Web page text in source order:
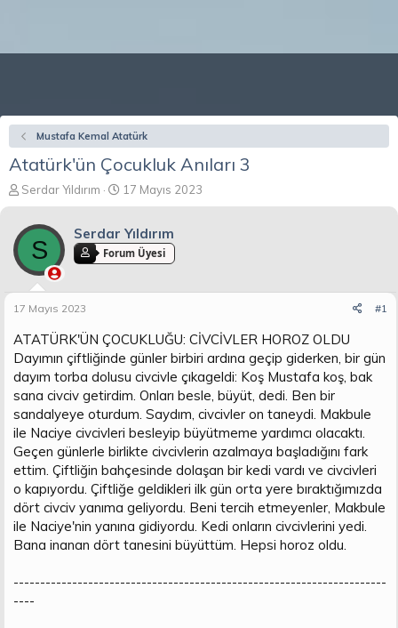
Mustafa Kemal Atatürk
Atatürk'ün Çocukluk Anıları 3
K
o
b
y
a
ş
l
a
t
a
n
Serdar Yıldırım
B
a
a
n
t
a
r
i
h
i
17 Mayıs 2023
S
Serdar Yıldırım
Forum Üyesi
17 Mayıs 2023 #1
ATATÜRK'ÜN ÇOCUKLUĞU: CİVCİVLER HOROZ OLDU
Dayımın çiftliğinde günler birbiri ardına geçip giderken, bir gün
dayım torba dolusu civcivle çıkageldi: Koş Mustafa koş, bak
sana civciv getirdim. Onları besle, büyüt, dedi. Ben bir
sandalyeye oturdum. Saydım, civcivler on taneydi. Makbule
ile Naciye civcivleri besleyip büyütmeme yardımcı olacaktı.
Geçen günlerle birlikte civcivlerin azalmaya başladığını fark
ettim. Çiftliğin bahçesinde dolaşan bir kedi vardı ve civcivleri
o kapıyordu. Çiftliğe geldikleri ilk gün orta yere bıraktığımızda
dört civciv yanıma geliyordu. Beni tercih etmeyenler, Makbule
ile Naciye'nin yanına gidiyordu. Kedi onların civcivlerini yedi.
Bana inanan dört tanesini büyüttüm. Hepsi horoz oldu.
----------------------------------------------------------------------
----